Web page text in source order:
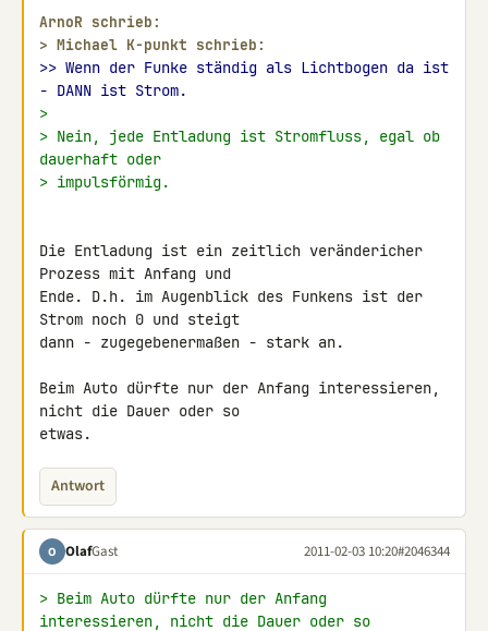
ArnoR schrieb:
> Michael K-punkt schrieb:
>> Wenn der Funke ständig als Lichtbogen da ist
- DANN ist Strom.
>
> Nein, jede Entladung ist Stromfluss, egal ob
dauerhaft oder
> impulsförmig.
Die Entladung ist ein zeitlich verändericher
Prozess mit Anfang und
Ende. D.h. im Augenblick des Funkens ist der
Strom noch 0 und steigt
dann - zugegebenermaßen - stark an.
Beim Auto dürfte nur der Anfang interessieren,
nicht die Dauer oder so
etwas.
Antwort
O OlafGast 2011-02-03 10:20#2046344
> Beim Auto dürfte nur der Anfang
interessieren, nicht die Dauer oder so